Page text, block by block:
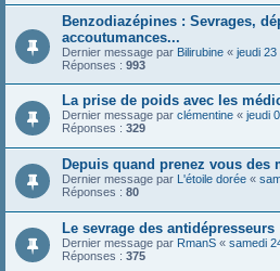
Benzodiazépines : Sevrages,
accoutumances...
Dernier message par Bilirubine « jeudi 23
Réponses : 993
La prise de poids avec les
Dernier message par clémentine « jeudi
Réponses : 329
Depuis quand prenez vous des
Dernier message par L'étoile dorée «
Réponses : 80
Le sevrage des antidépresseurs
Dernier message par RmanS « samedi
Réponses : 375